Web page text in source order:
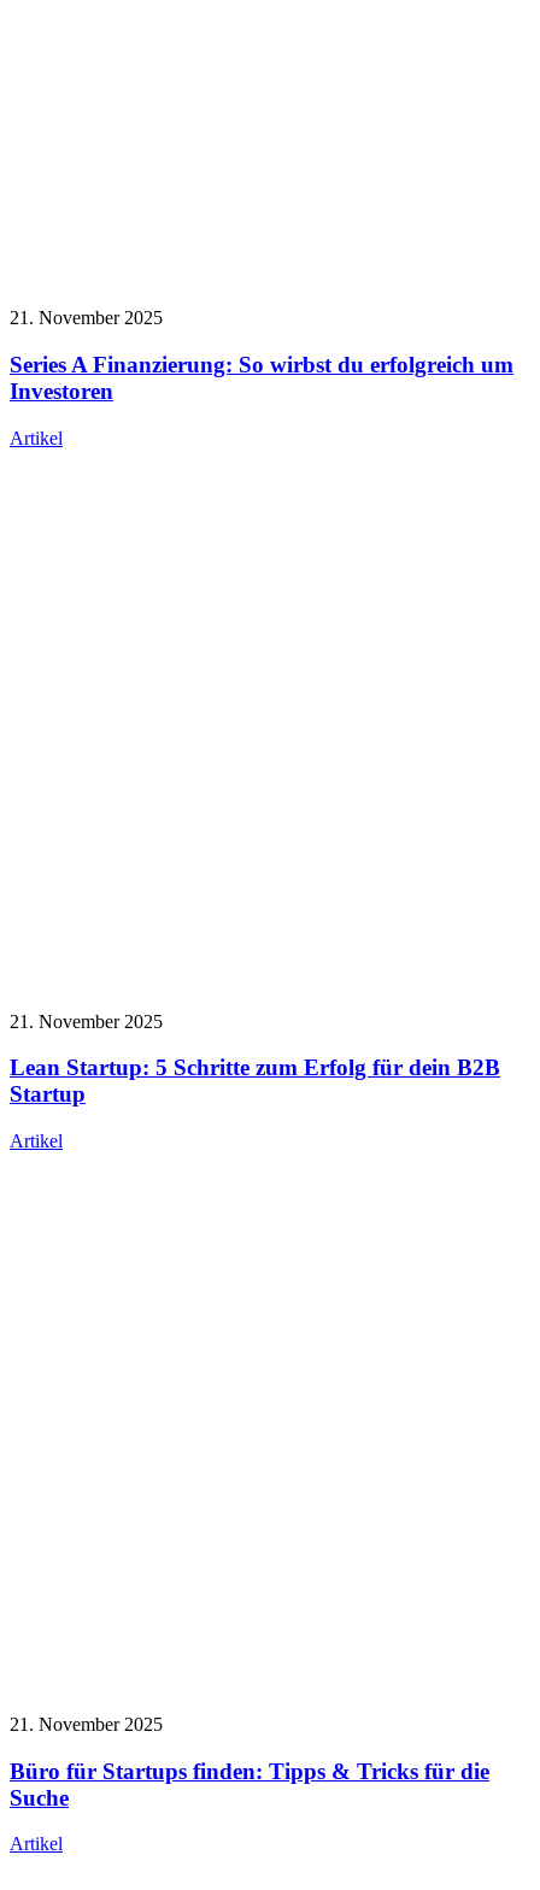
21. November 2025
Series A Finanzierung: So wirbst du erfolgreich um
Investoren
Artikel
21. November 2025
Lean Startup: 5 Schritte zum Erfolg für dein B2B
Startup
Artikel
21. November 2025
Büro für Startups finden: Tipps & Tricks für die
Suche
Artikel